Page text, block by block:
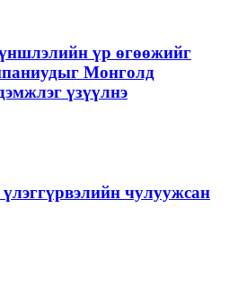
үр өгөөжийг
Монголд
үзүүлнэ
чулуужсан